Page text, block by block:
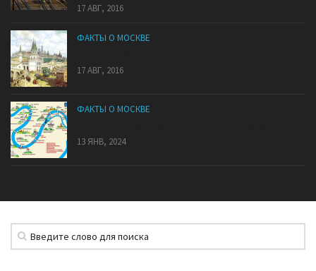
17 АВГ, 2016
ФАКТЫ О МОСКВЕ
17 АВГ, 2016
ФАКТЫ О МОСКВЕ
13 ЯНВ, 2024